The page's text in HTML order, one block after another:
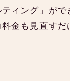
ィング」が
金も見直す